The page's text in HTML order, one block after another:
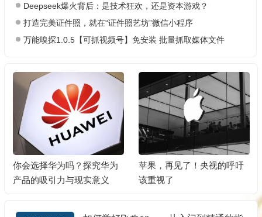
Deepseek爆火背后：是技术狂欢，还是资本游戏？
打造完美证件照，就在“证件照艺坊”微信小程序
万能嗅探1.0.5【可抓视频号】免安装 批量抓取媒体文件
探究华为
实意义
苹果，再见了！央视的呼吁
该重视了
中小企业服务的